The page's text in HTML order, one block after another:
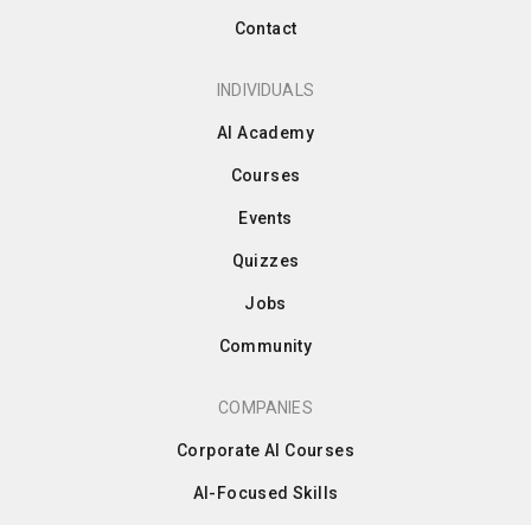
Contact
INDIVIDUALS
AI Academy
Courses
Events
Quizzes
Jobs
Community
COMPANIES
Corporate AI Courses
AI-Focused Skills